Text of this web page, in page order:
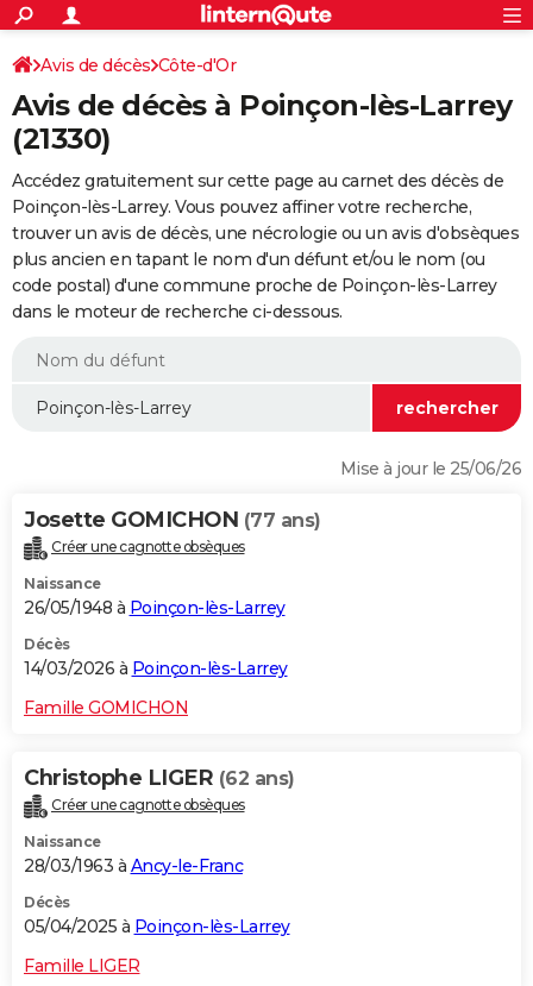
ACTUALITÉS
Politique
Société
Faits Divers
Education
Monde
Villes
+
SPORT
Coupe du monde 2026
Football
Tennis
Cyclisme
Rugby
Forum
FINANCE
Retraite
Impôts
Epargne
Immobilier
Risques naturels par ville
Banque
Assurance
Crédit
AUTO
Essais
Réserver un essai
Citadines
Berlines
SUV
Forum auto
+
HIGH-TECH
Mobiles
Meilleur smartphone
Internet
Ordinateurs
Jeux vidéo
Guide high-tech
+
BRICOLAGE
Forum
Aménagement intérieur
Extérieur
Cuisine
Salle de bains
Jardinage
Rangement
WEEK-END
Guides de France
Escapades
Patrimoine
Expositions
Musées
Week-end nature
LIFESTYLE
Alimentation
Guide de la santé
Maladies
Médicaments
Sommeil
VOYAGE
Destinations
City break
Voyage nature
Voyage de noces
Forum
Climat
+PHOTO
GUIDES D'ACHAT
BONS PLANS
CARTE DE VOEUX
Dictionnaire
Biographies
Citations
Expressions
Proverbes
PROGRAMME TV
COPAINS D'AVANT
S'inscrire
Se connecter
Lycées
Collèges
Primaires
Universités
Entreprises
Service militaire
Avis de recherche
AVIS DE DÉCÈS
Connexion
Avis de décès Côte-d'Or
Avis de décès à Poinçon-lès-Larrey
(21330)
Accédez gratuitement sur cette page au carnet des décès de
Poinçon-lès-Larrey. Vous pouvez affiner votre recherche,
trouver un avis de décès, une nécrologie ou un avis d'obsèques
plus ancien en tapant le nom d'un défunt et/ou le nom (ou
code postal) d'une commune proche de Poinçon-lès-Larrey
dans le moteur de recherche ci-dessous.
Mise à jour le 25/06/26
Josette GOMICHON (77 ans)
Créer une cagnotte obsèques
Naissance
26/05/1948 à Poinçon-lès-Larrey
Décès
14/03/2026 à Poinçon-lès-Larrey
Famille GOMICHON
Christophe LIGER (62 ans)
Créer une cagnotte obsèques
Naissance
28/03/1963 à Ancy-le-Franc
Décès
05/04/2025 à Poinçon-lès-Larrey
Famille LIGER